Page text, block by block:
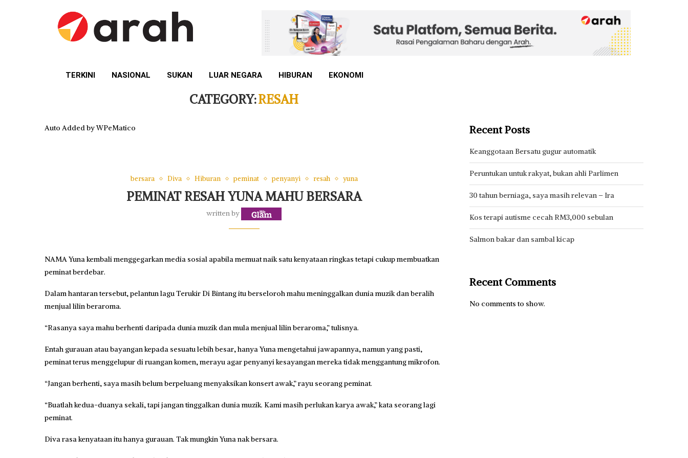
TERKINI NASIONAL SUKAN LUAR NEGARA HIBURAN EKONOMI
CATEGORY:RESAH
Auto Added by WPeMatico
bersara Diva Hiburan peminat penyanyi resah yuna
PEMINAT RESAH YUNA MAHU BERSARA
written by
NAMA Yuna kembali menggegarkan media sosial apabila memuat naik satu kenyataan ringkas tetapi cukup membuatkan
peminat berdebar.
Dalam hantaran tersebut, pelantun lagu Terukir Di Bintang itu berseloroh mahu meninggalkan dunia muzik dan beralih
menjual lilin beraroma.
“Rasanya saya mahu berhenti daripada dunia muzik dan mula menjual lilin beraroma,” tulisnya.
Entah gurauan atau bayangan kepada sesuatu lebih besar, hanya Yuna mengetahui jawapannya, namun yang pasti,
peminat terus menggelupur di ruangan komen, merayu agar penyanyi kesayangan mereka tidak menggantung mikrofon.
“Jangan berhenti, saya masih belum berpeluang menyaksikan konsert awak,” rayu seorang peminat.
“Buatlah kedua-duanya sekali, tapi jangan tinggalkan dunia muzik. Kami masih perlukan karya awak,” kata seorang lagi
peminat.
Diva rasa kenyataan itu hanya gurauan. Tak mungkin Yuna nak bersara.
Recent Posts
Keanggotaan Bersatu gugur automatik
Peruntukan untuk rakyat, bukan ahli Parlimen
30 tahun berniaga, saya masih relevan – Ira
Kos terapi autisme cecah RM3,000 sebulan
Salmon bakar dan sambal kicap
Recent Comments
No comments to show.